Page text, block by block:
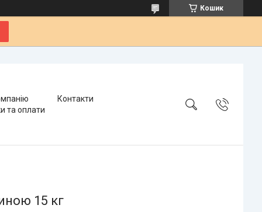
Кошик
Контакти
та оплати
15 кг